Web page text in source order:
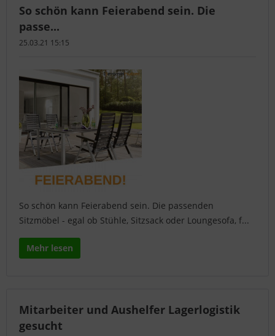
So schön kann Feierabend sein. Die
passe...
25.03.21 15:15
So schön kann Feierabend sein. Die passenden
Sitzmöbel - egal ob Stühle, Sitzsack oder Loungesofa, f...
Mehr lesen
Mitarbeiter und Aushelfer Lagerlogistik
gesucht